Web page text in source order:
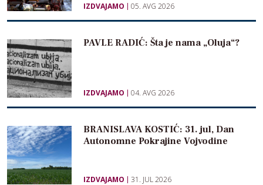
IZDVAJAMO 05. AVG 2026
PAVLE RADIĆ: Šta je nama „Oluja“?
IZDVAJAMO 04. AVG 2026
BRANISLAVA KOSTIĆ: 31. jul, Dan
Autonomne Pokrajine Vojvodine
IZDVAJAMO 31. JUL 2026